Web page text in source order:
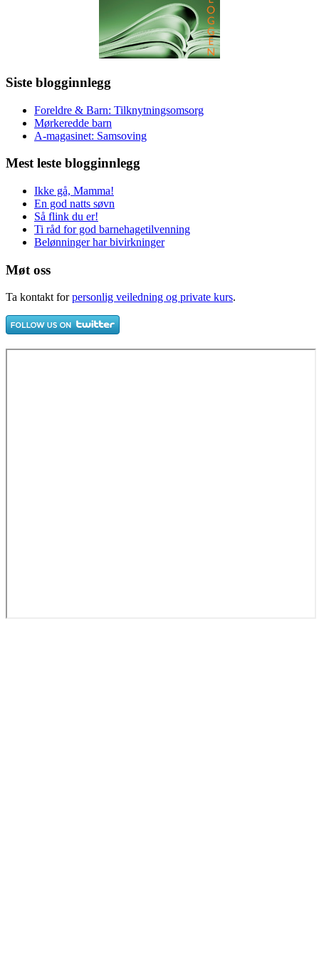
Siste blogginnlegg
Foreldre & Barn: Tilknytningsomsorg
Mørkeredde barn
A-magasinet: Samsoving
Mest leste blogginnlegg
Ikke gå, Mamma!
En god natts søvn
Så flink du er!
Ti råd for god barnehagetilvenning
Belønninger har bivirkninger
Møt oss
Ta kontakt forpersonlig veiledning og private kurs.